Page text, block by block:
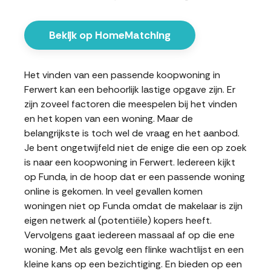
Bekijk op HomeMatching
Het vinden van een passende koopwoning in
Ferwert kan een behoorlijk lastige opgave zijn. Er
zijn zoveel factoren die meespelen bij het vinden
en het kopen van een woning. Maar de
belangrijkste is toch wel de vraag en het aanbod.
Je bent ongetwijfeld niet de enige die een op zoek
is naar een koopwoning in Ferwert. Iedereen kijkt
op Funda, in de hoop dat er een passende woning
online is gekomen. In veel gevallen komen
woningen niet op Funda omdat de makelaar is zijn
eigen netwerk al (potentiële) kopers heeft.
Vervolgens gaat iedereen massaal af op die ene
woning. Met als gevolg een flinke wachtlijst en een
kleine kans op een bezichtiging. En bieden op een